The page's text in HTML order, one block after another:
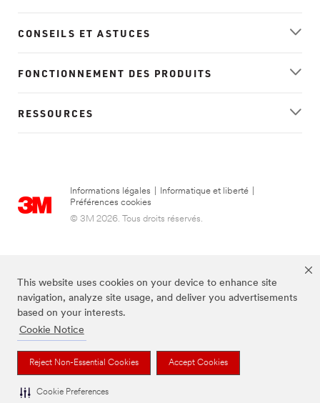
This website uses cookies on your device to enhance site
navigation, analyze site usage, and deliver you advertisements
based on your interests.
Cookie Notice
Reject Non-Essential Cookies Accept Cookies
Cookie Preferences
CONSEILS ET ASTUCES
FONCTIONNEMENT DES PRODUITS
RESSOURCES
Informations légales Informatique et liberté
Préférences cookies
© 3M 2026. Tous droits réservés.
FUTURO est une marque de 3M.